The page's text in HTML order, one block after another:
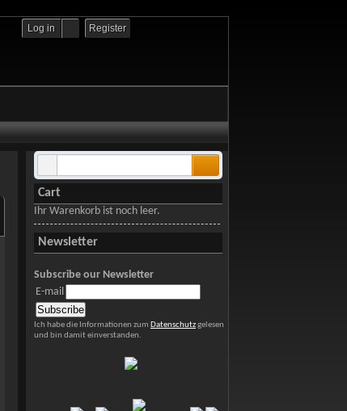
Log in Register
Cart
Ihr Warenkorb ist noch leer.
Newsletter
Subscribe our Newsletter
E-mail
Ich habe die Informationen zum Datenschutzgelesen
und bin damit einverstanden.